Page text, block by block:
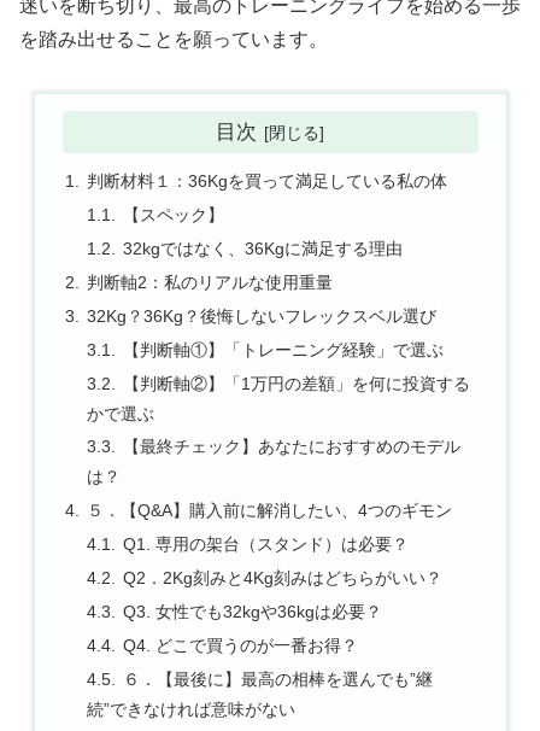
迷いを断ち切り、最高のトレーニングライフを始める一歩
を踏み出せることを願っています。
目次
判断材料１：36Kgを買って満足している私の体
【スペック】
32kgではなく、36Kgに満足する理由
判断軸2：私のリアルな使用重量
32Kg？36Kg？後悔しないフレックスベル選び
【判断軸①】「トレーニング経験」で選ぶ
【判断軸②】「1万円の差額」を何に投資する
かで選ぶ
【最終チェック】あなたにおすすめのモデル
は？
５．【Q&A】購入前に解消したい、4つのギモン
Q1. 専用の架台（スタンド）は必要？
Q2．2Kg刻みと4Kg刻みはどちらがいい？
Q3. 女性でも32kgや36kgは必要？
Q4. どこで買うのが一番お得？
６．【最後に】最高の相棒を選んでも”継
続”できなければ意味がない